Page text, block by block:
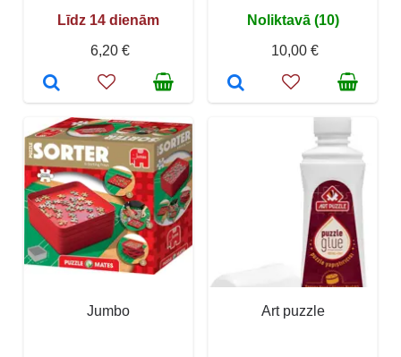
Līdz 14 dienām
6,20 €
Noliktavā (10)
10,00 €
Jumbo Art puzzle